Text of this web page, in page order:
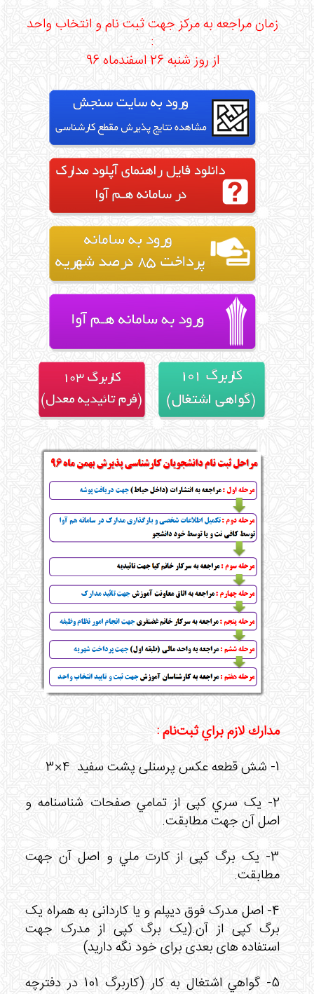
زمان مراجعه به مرکز جهت ثبت نام و انتخاب واحد
:
از روز شنبه 26 اسفندماه 96
مدارك لازم براي ثبت‌نام :
1- شش قطعه عكس پرسنلی پشت سفید 4×3
2- یک سري کپی از تمامي صفحات شناسنامه و
اصل آن جهت مطابقت.
3- یک برگ کپی از كارت ملي و اصل آن جهت
مطابقت.
4- اصل مدرک فوق دیپلم و یا کاردانی به همراه یک
برگ کپی از آن.(یک برگ کپی از مدرک جهت
استفاده های بعدی برای خود نگه دارید)
5- گواهي اشتغال به کار (كاربرگ 101 در دفترچه